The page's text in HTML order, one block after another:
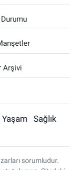
Arşivi
Yaşam
Sağlık
sorumludur.